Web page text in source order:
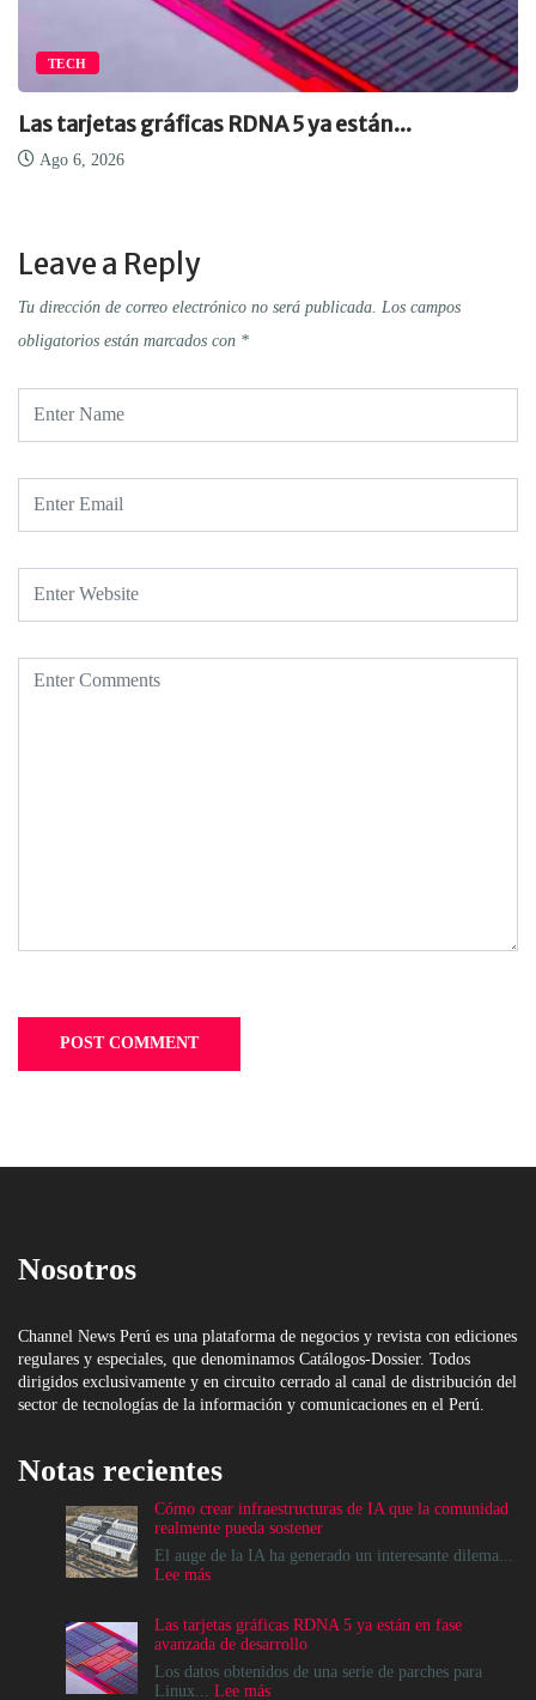
TECH
Las tarjetas gráficas RDNA 5 ya están...
Ago 6, 2026
Leave a Reply
Tu dirección de correo electrónico no será publicada. Los campos
obligatorios están marcados con *
Nosotros
Channel News Perú es una plataforma de negocios y revista con ediciones
regulares y especiales, que denominamos Catálogos-Dossier. Todos
dirigidos exclusivamente y en circuito cerrado al canal de distribución del
sector de tecnologías de la información y comunicaciones en el Perú.
Notas recientes
Cómo crear infraestructuras de IA que la comunidad
realmente pueda sostener
El auge de la IA ha generado un interesante dilema...
Lee más:
infraestructuras
de
IA
que
Las tarjetas gráficas RDNA 5 ya están en fase
avanzada de desarrollo
Los datos obtenidos de una serie de parches para
Linux... Lee más: